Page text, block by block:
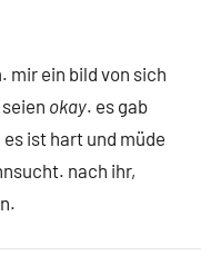
mir ein bild von sich
okay. es gab
ist hart und müde
nach ihr,